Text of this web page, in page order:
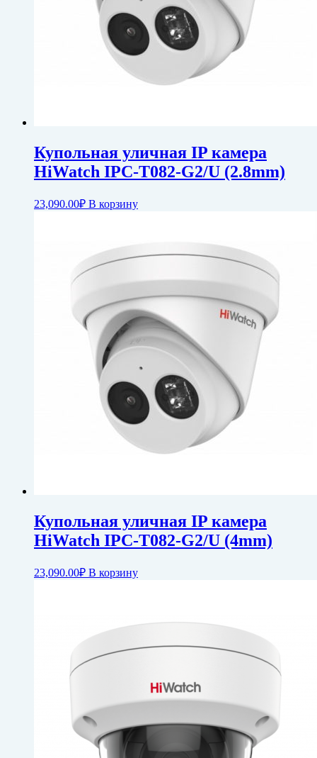
Купольная уличная IP камера
HiWatch IPC-T082-G2/U (2.8mm)
23,090.00₽ В корзину
Купольная уличная IP камера
HiWatch IPC-T082-G2/U (4mm)
23,090.00₽ В корзину